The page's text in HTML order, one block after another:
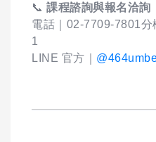
📞 課程諮詢與報名洽詢
電話｜02-7709-7801
1
LINE 官方｜